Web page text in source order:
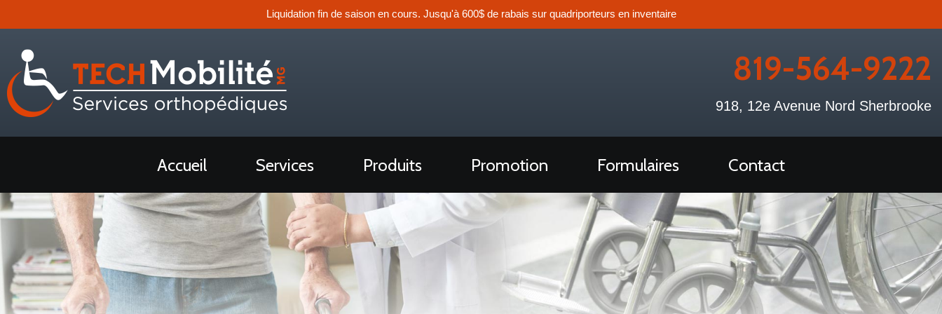
Liquidation fin de saison en cours. Jusqu'à 600$ de rabais sur quadriporteurs en inventaire
819-564-9222
918, 12e Avenue Nord Sherbrooke
Accueil Services Produits Promotion Formulaires Contact